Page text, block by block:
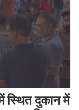
स्थित दुकान में